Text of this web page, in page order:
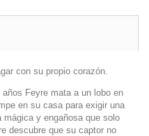
con su propio corazón.
Feyre mata a un lobo en
en su casa para exigir una
mágica y engañosa que solo
descubre que su captor no